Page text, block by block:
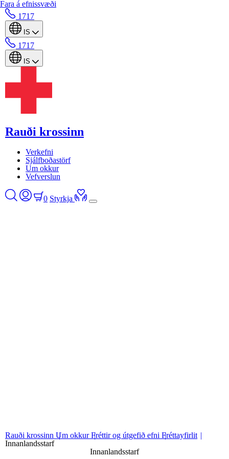
Fara á efnissvæði
1717
IS
1717
IS
Rauði krossinn
Verkefni
Sjálfboðastörf
Um okkur
Vefverslun
0 Styrkja
Rauði krossinn Um okkurFréttir og útgefið efni Fréttayfirlit
Innanlandsstarf
Innanlandsstarf